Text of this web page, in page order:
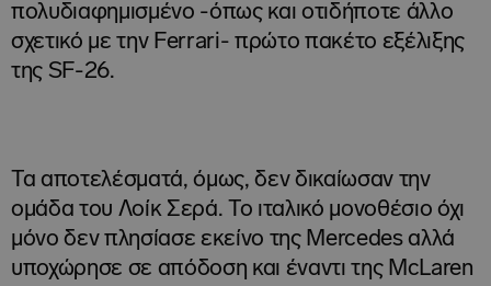
πολυδιαφημισμένο -όπως και οτιδήποτε άλλο
σχετικό με την Ferrari- πρώτο πακέτο εξέλιξης
της SF-26.
Τα αποτελέσματά, όμως, δεν δικαίωσαν την
ομάδα του Λοίκ Σερά. Το ιταλικό μονοθέσιο όχι
μόνο δεν πλησίασε εκείνο της Mercedes αλλά
υποχώρησε σε απόδοση και έναντι της McLaren